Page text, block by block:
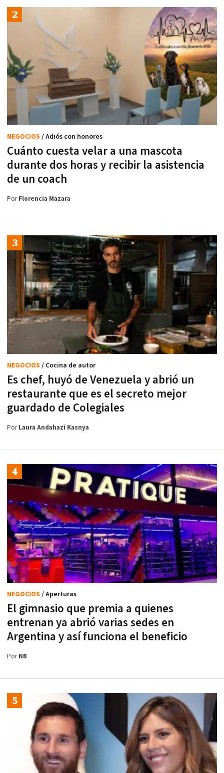
Cuánto cuesta velar a una mascota
durante dos horas y recibir la asistencia
de un coach
NEGOCIOS / Adiós con honores
PorFlorencia Mazara
Es chef, huyó de Venezuela y abrió un
restaurante que es el secreto mejor
guardado de Colegiales
NEGOCIOS / Cocina de autor
PorLaura Andahazi Kasnya
El gimnasio que premia a quienes
entrenan ya abrió varias sedes en
Argentina y así funciona el beneficio
NEGOCIOS / Aperturas
PorNB